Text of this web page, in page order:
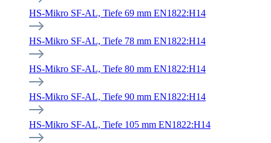
HS-Mikro SF-AL, Tiefe 69 mm EN1822:H14
HS-Mikro SF-AL, Tiefe 78 mm EN1822:H14
HS-Mikro SF-AL, Tiefe 80 mm EN1822:H14
HS-Mikro SF-AL, Tiefe 90 mm EN1822:H14
HS-Mikro SF-AL, Tiefe 105 mm EN1822:H14